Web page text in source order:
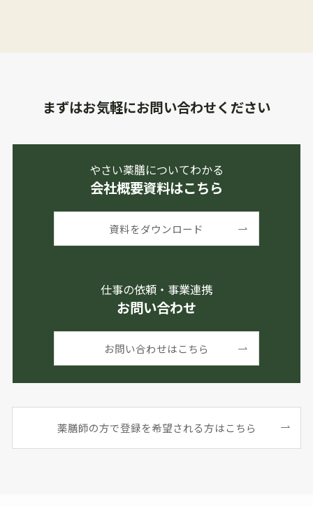
まずはお気軽にお問い合わせください
やさい薬膳についてわかる
会社概要資料はこちら
資料をダウンロード
仕事の依頼・事業連携
お問い合わせ
お問い合わせはこちら
薬膳師の方で登録を希望される方はこちら